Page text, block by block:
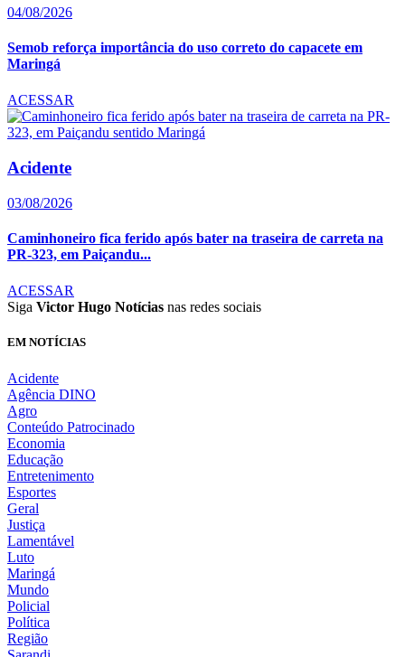
04/08/2026
Semob reforça importância do uso correto do capacete em
Maringá
ACESSAR
Acidente
03/08/2026
Caminhoneiro fica ferido após bater na traseira de carreta na
PR-323, em Paiçandu...
ACESSAR
Siga Victor Hugo Notícias nas redes sociais
EM NOTÍCIAS
Acidente
Agência DINO
Agro
Conteúdo Patrocinado
Economia
Educação
Entretenimento
Esportes
Geral
Justiça
Lamentável
Luto
Maringá
Mundo
Policial
Política
Região